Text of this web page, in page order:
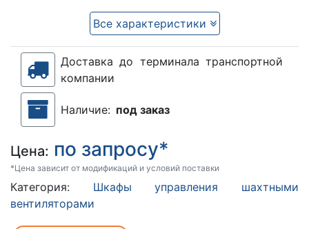
Все характеристики
Доставка до терминала транспортной
компании
Наличие: под заказ
Цена: по запросу*
*Цена зависит от модификаций и условий поставки
Категория: Шкафы управления шахтными
вентиляторами